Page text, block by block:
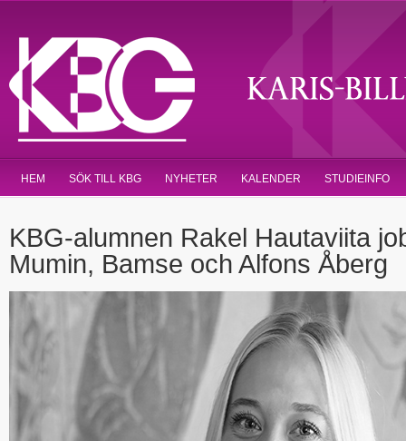
HEM SÖK TILL KBG NYHETER KALENDER STUDIEINFO
KBG-alumnen Rakel Hautaviita
Mumin, Bamse och Alfons Åberg